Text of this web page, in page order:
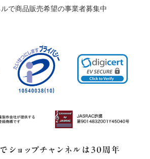
で商品販売希望の事業者募集中